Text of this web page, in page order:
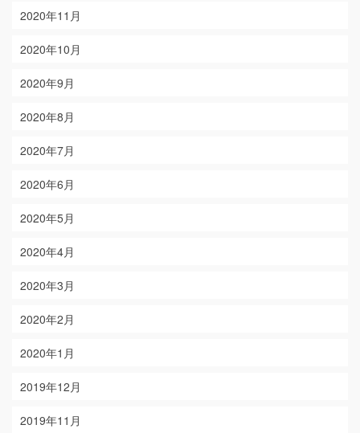
2020年11月
2020年10月
2020年9月
2020年8月
2020年7月
2020年6月
2020年5月
2020年4月
2020年3月
2020年2月
2020年1月
2019年12月
2019年11月